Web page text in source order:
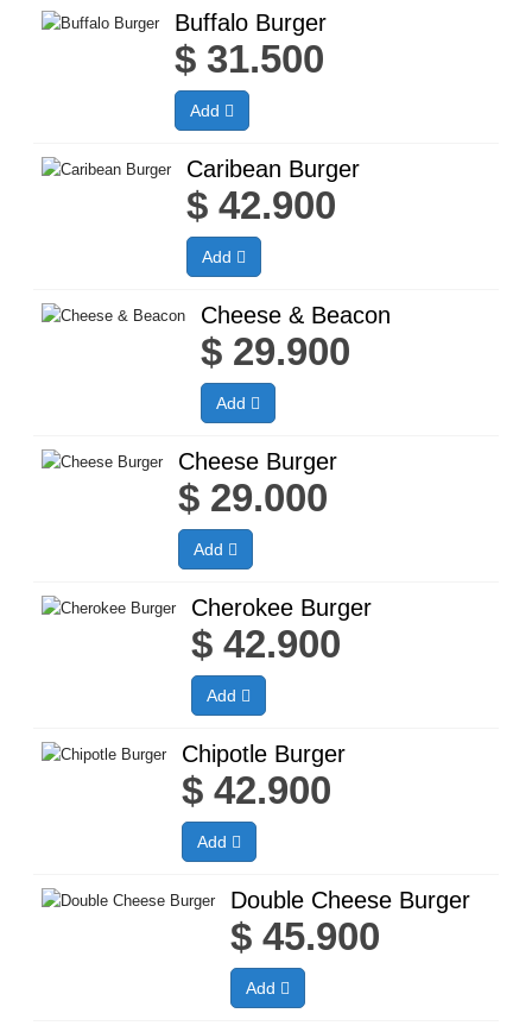
Buffalo Burger
$ 31.500
Add
Caribean Burger
$ 42.900
Add
Cheese & Beacon
$ 29.900
Add
Cheese Burger
$ 29.000
Add
Cherokee Burger
$ 42.900
Add
Chipotle Burger
$ 42.900
Add
Double Cheese Burger
$ 45.900
Add